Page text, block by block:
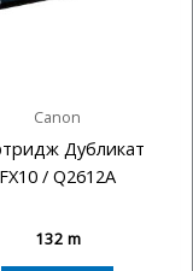
Canon
Дубликат
FX10 / Q2612A
132 m